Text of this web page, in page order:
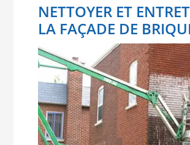
NETTOYER ET
LA FAÇADE DE